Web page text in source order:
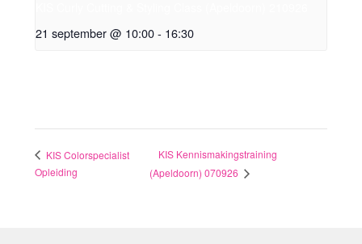
21 september @ 10:00 - 16:30
KIS Colorspecialist
Opleiding
KIS Kennismakingstraining
(Apeldoorn) 070926